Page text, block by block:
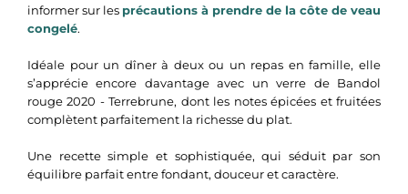
informer sur les précautions à prendre de la côte de veau
congelé.
Idéale pour un dîner à deux ou un repas en famille, elle
s’apprécie encore davantage avec un verre de Bandol
rouge 2020 - Terrebrune, dont les notes épicées et fruitées
complètent parfaitement la richesse du plat.
Une recette simple et sophistiquée, qui séduit par son
équilibre parfait entre fondant, douceur et caractère.